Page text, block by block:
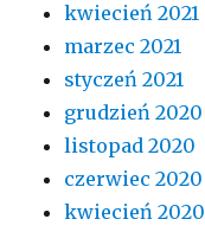
kwiecień 2021
marzec 2021
styczeń 2021
grudzień 2020
listopad 2020
czerwiec 2020
kwiecień 2020